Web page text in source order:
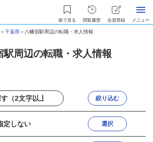
後で見る 閲覧履歴 会員登録 メニュー
＞千葉県＞ 八幡宿駅周辺の転職・求人情報
駅周辺の転職・求人情報
絞り込む
定しない 選択